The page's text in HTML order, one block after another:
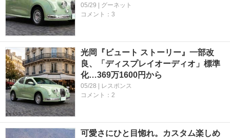
05/29 | グーネット
コメント：3
光岡『ビュート ストーリー』一部改
良、「ディスプレイオーディオ」標準
化…369万1600円から
05/28 | レスポンス
コメント：2
可愛さにひと目惚れ。カスタム楽しめ